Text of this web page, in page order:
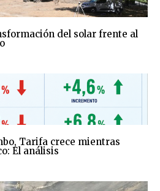
del solar frente al
Tarifa crece mientras
El análisis